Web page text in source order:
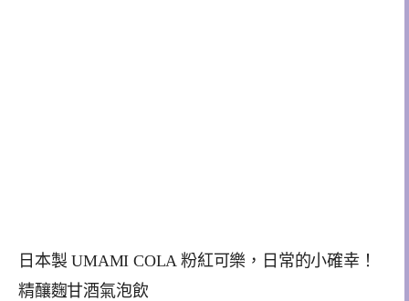
日本製 UMAMI COLA 粉紅可樂，日常的小確幸！
精釀麴甘酒氣泡飲